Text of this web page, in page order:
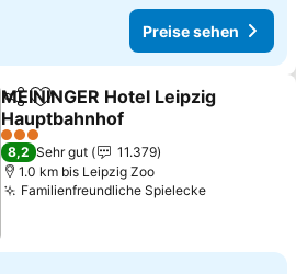
Preise sehen
TeilenZu Favoriten hinzufügen
MEININGER Hotel Leipzig
Hauptbahnhof
Preise sehen
3 Sterne
8,2 Sehr gut
11.379
1.0 km bis Leipzig Zoo
Familienfreundliche SpieleckePreise